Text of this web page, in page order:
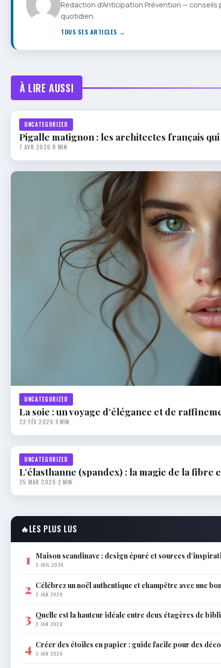
Rédaction d'Anticipation Prévention —
quotidien.
TOUS SES ARTICLES →
À LIRE AUSSI
UNCATEGORIZED
Pigalle matignon : les architectes français
7 AVR 2026·8 MIN
UNCATEGORIZED
La soie : un voyage d’élégance et de
22 FÉV 2026·9 MIN
UNCATEGORIZED
L’élasthanne (spandex) : la magie de la
25 MAR 2026·2 MIN
🔥LES PLUS LUS
1 Maison scandinave : design épuré et sources
3 JUIL 2026
2 Célébrez un noël authentique et champêtre avec une
2 JAN 2026
3 Quelle est la hauteur idéale entre deux étagères de
2 JAN 2026
4 Créer des étoiles en papier : guide facile pour des
3 JAN 2026